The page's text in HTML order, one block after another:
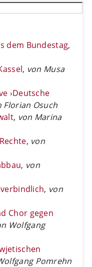
dem Bundestag,
, von Musa
›Deutsche
Florian Osuch
, von Marina
, von
, von
, von
Chor gegen
Wolfgang
Pomrehn